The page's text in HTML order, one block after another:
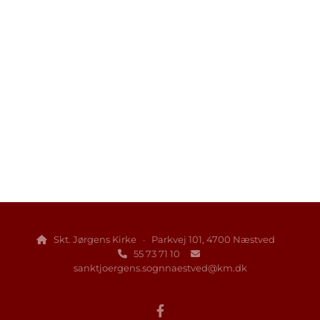
 Skt. Jørgens Kirke · Parkvej 101, 4700 Næstved
 55 73 71 10 
sanktjoergens.sognnaestved@km.dk